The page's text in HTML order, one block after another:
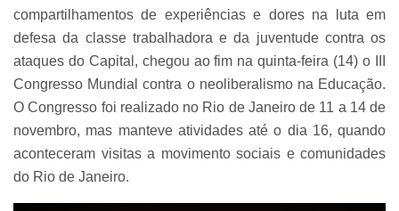
compartilhamentos de experiências e dores na luta em
defesa da classe trabalhadora e da juventude contra os
ataques do Capital, chegou ao fim na quinta-feira (14) o III
Congresso Mundial contra o neoliberalismo na Educação.
O Congresso foi realizado no Rio de Janeiro de 11 a 14 de
novembro, mas manteve atividades até o dia 16, quando
aconteceram visitas a movimento sociais e comunidades
do Rio de Janeiro.